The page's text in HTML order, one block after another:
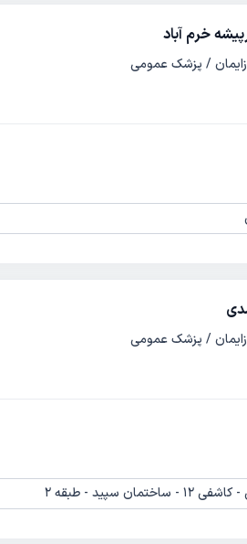
خرم آباد
/ پزشک عمومی
/ پزشک عمومی
سپید - طبقه 2